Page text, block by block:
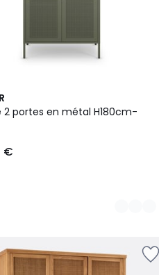
2 portes en métal H180cm-
€